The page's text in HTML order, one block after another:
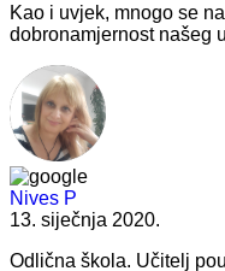
Kao i uvjek, mnogo se
dobronamjernost našeg
Nives P
13. siječnja 2020.
Odlična škola. Učitelj